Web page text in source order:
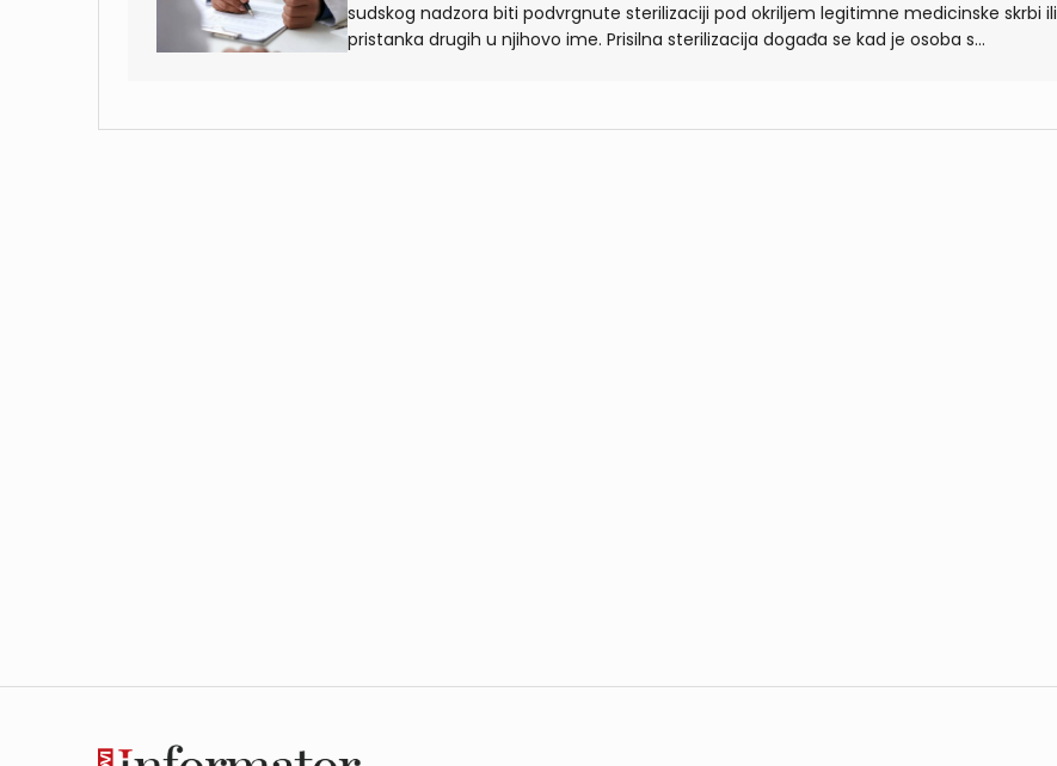
sudskog nadzora biti podvrgnute sterilizaciji pod okriljem legitimne medicinske skrbi ili
pristanka drugih u njihovo ime. Prisilna sterilizacija događa se kad je osoba s...